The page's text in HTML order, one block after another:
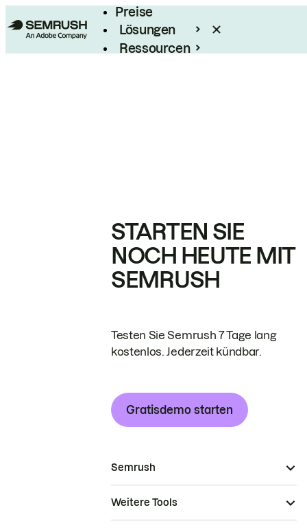
Preise
Lösungen
Ressourcen
STARTEN SIE
NOCH HEUTE MIT
SEMRUSH
Testen Sie Semrush 7 Tage lang
kostenlos. Jederzeit kündbar.
Gratisdemo starten
Semrush
Weitere Tools